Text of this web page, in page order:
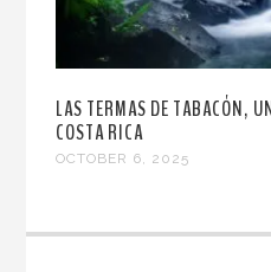
LAS TERMAS DE TABACÓN,
COSTA RICA
OCTOBER 6, 2025